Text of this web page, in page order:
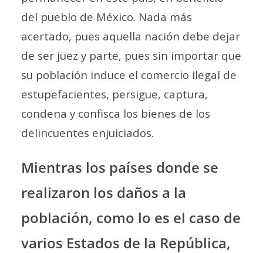
del pueblo de México. Nada más
acertado, pues aquella nación debe dejar
de ser juez y parte, pues sin importar que
su población induce el comercio ilegal de
estupefacientes, persigue, captura,
condena y confisca los bienes de los
delincuentes enjuiciados.
Mientras los países donde se
realizaron los daños a la
población, como lo es el caso de
varios Estados de la República,